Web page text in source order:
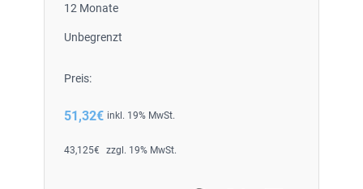
12 Monate
Unbegrenzt
Preis:
51,32€ inkl. 19% MwSt.
43,125€ zzgl. 19% MwSt.